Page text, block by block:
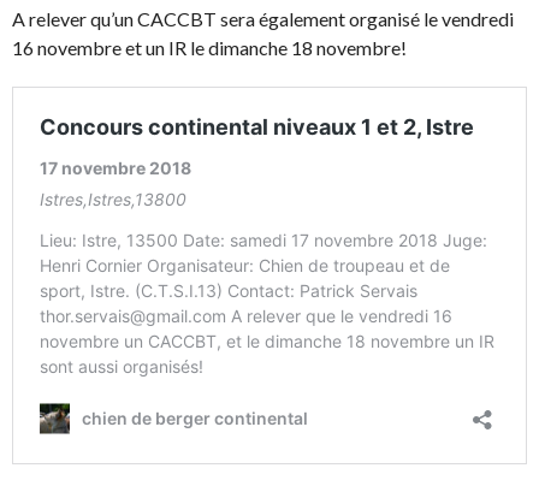
A relever qu’un CACCBT sera également organisé le vendredi
16 novembre et un IR le dimanche 18 novembre!